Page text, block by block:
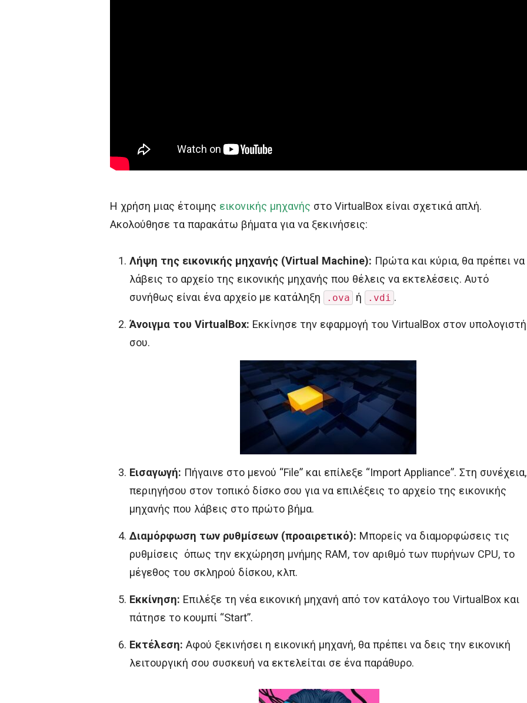
Η χρήση μιας έτοιμης εικονικής μηχανής στο VirtualBox είναι σχετικά απλή.
Ακολούθησε τα παρακάτω βήματα για να ξεκινήσεις:
Λήψη της εικονικής μηχανής (Virtual Machine): Πρώτα και κύρια, θα πρέπει να
λάβεις το αρχείο της εικονικής μηχανής που θέλεις να εκτελέσεις. Αυτό
συνήθως είναι ένα αρχείο με κατάληξη
.ova ή .vdi .
Άνοιγμα του VirtualBox: Εκκίνησε την εφαρμογή του VirtualBox στον υπολογιστή
σου.
Εισαγωγή: Πήγαινε στο μενού “File” και επίλεξε “Import Appliance”. Στη συνέχεια,
περιηγήσου στον τοπικό δίσκο σου για να επιλέξεις το αρχείο της εικονικής
μηχανής που λάβεις στο πρώτο βήμα.
Διαμόρφωση των ρυθμίσεων (προαιρετικό): Μπορείς να διαμορφώσεις τις
ρυθμίσεις όπως την εκχώρηση μνήμης RAM, τον αριθμό των πυρήνων CPU, το
μέγεθος του σκληρού δίσκου, κλπ.
Εκκίνηση: Επιλέξε τη νέα εικονική μηχανή από τον κατάλογο του VirtualBox και
πάτησε το κουμπί “Start”.
Εκτέλεση: Αφού ξεκινήσει η εικονική μηχανή, θα πρέπει να δεις την εικονική
λειτουργική σου συσκευή να εκτελείται σε ένα παράθυρο.